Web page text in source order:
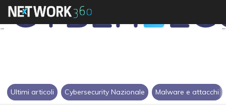
Ultimi articoli Cybersecurity Nazionale Malware e attacchi